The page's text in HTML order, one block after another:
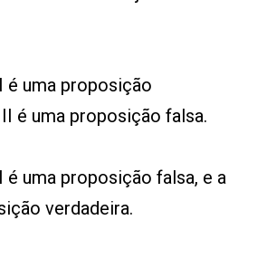
é uma proposição
é uma proposição falsa.
é uma proposição falsa, e a
verdadeira.